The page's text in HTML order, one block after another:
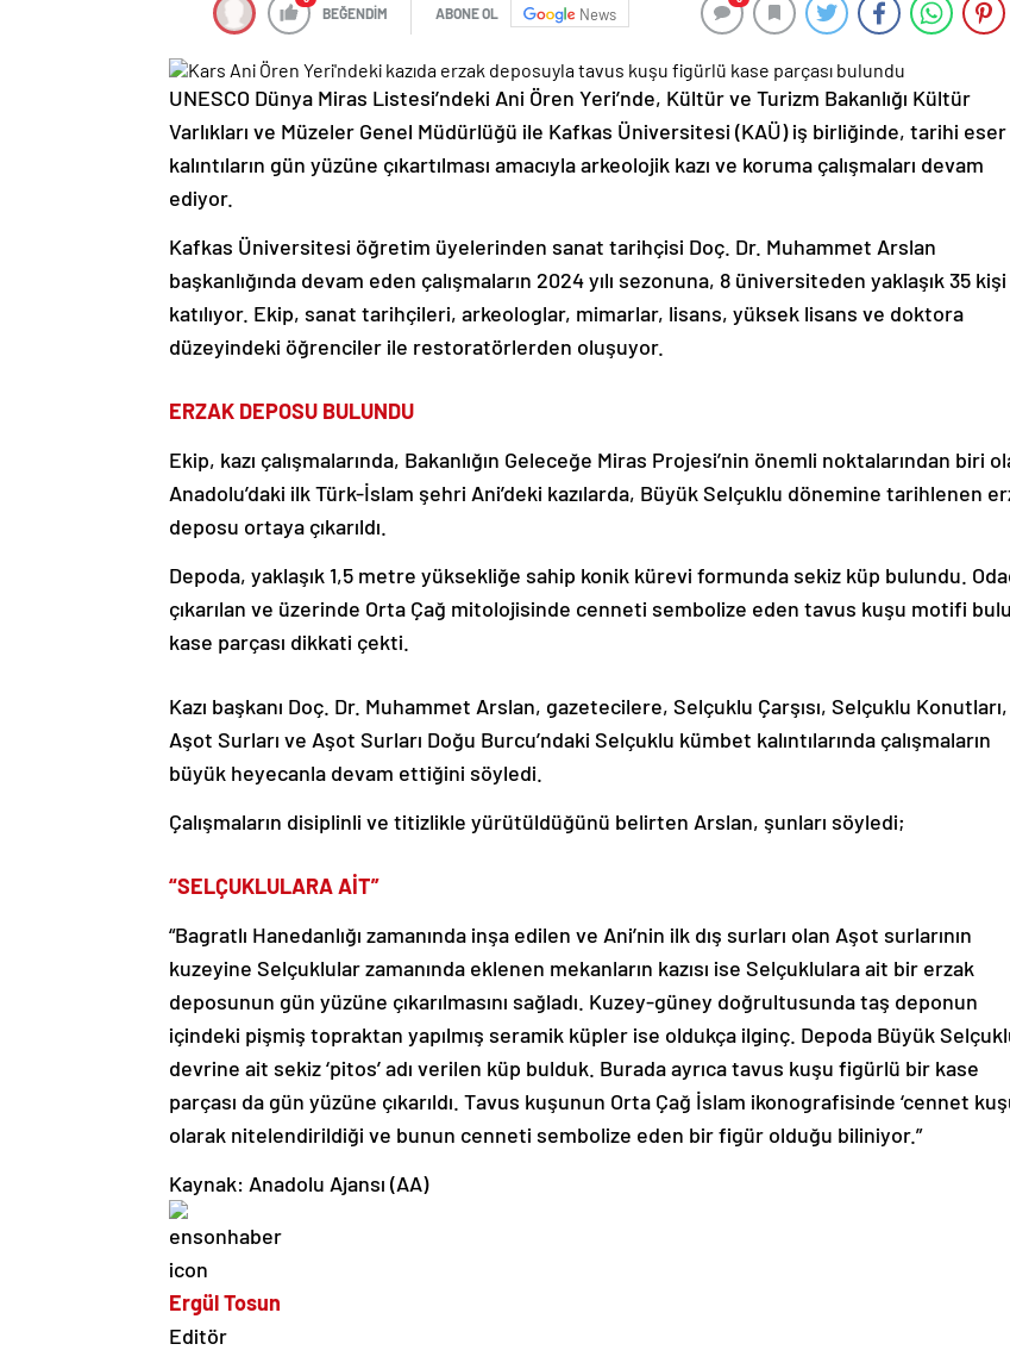
BEĞENDİM ABONE OL News
UNESCO Dünya Miras Listesi’ndeki Ani Ören Yeri’nde, Kültür ve Turizm Bakanlığı Kültür
Varlıkları ve Müzeler Genel Müdürlüğü ile Kafkas Üniversitesi (KAÜ) iş birliğinde, tarihi
kalıntıların gün yüzüne çıkartılması amacıyla arkeolojik kazı ve koruma çalışmaları devam
ediyor.
Kafkas Üniversitesi öğretim üyelerinden sanat tarihçisi Doç. Dr. Muhammet Arslan
başkanlığında devam eden çalışmaların 2024 yılı sezonuna, 8 üniversiteden yaklaşık 35 kişi
katılıyor. Ekip, sanat tarihçileri, arkeologlar, mimarlar, lisans, yüksek lisans ve doktora
düzeyindeki öğrenciler ile restoratörlerden oluşuyor.
ERZAK DEPOSU BULUNDU
Ekip, kazı çalışmalarında, Bakanlığın Geleceğe Miras Projesi’nin önemli noktalarından biri
Anadolu’daki ilk Türk-İslam şehri Ani’deki kazılarda, Büyük Selçuklu dönemine tarihlenen
deposu ortaya çıkarıldı.
Depoda, yaklaşık 1,5 metre yüksekliğe sahip konik kürevi formunda sekiz küp bulundu.
çıkarılan ve üzerinde Orta Çağ mitolojisinde cenneti sembolize eden tavus kuşu motifi
kase parçası dikkati çekti.
Kazı başkanı Doç. Dr. Muhammet Arslan, gazetecilere, Selçuklu Çarşısı, Selçuklu Konutları,
Aşot Surları ve Aşot Surları Doğu Burcu’ndaki Selçuklu kümbet kalıntılarında çalışmaların
büyük heyecanla devam ettiğini söyledi.
Çalışmaların disiplinli ve titizlikle yürütüldüğünü belirten Arslan, şunları söyledi;
“SELÇUKLULARA AİT”
“Bagratlı Hanedanlığı zamanında inşa edilen ve Ani’nin ilk dış surları olan Aşot surlarının
kuzeyine Selçuklular zamanında eklenen mekanların kazısı ise Selçuklulara ait bir erzak
deposunun gün yüzüne çıkarılmasını sağladı. Kuzey-güney doğrultusunda taş deponun
içindeki pişmiş topraktan yapılmış seramik küpler ise oldukça ilginç. Depoda Büyük
devrine ait sekiz ‘pitos’ adı verilen küp bulduk. Burada ayrıca tavus kuşu figürlü bir kase
parçası da gün yüzüne çıkarıldı. Tavus kuşunun Orta Çağ İslam ikonografisinde ‘cennet
olarak nitelendirildiği ve bunun cenneti sembolize eden bir figür olduğu biliniyor.”
Kaynak: Anadolu Ajansı (AA)
Ergül Tosun
Editör